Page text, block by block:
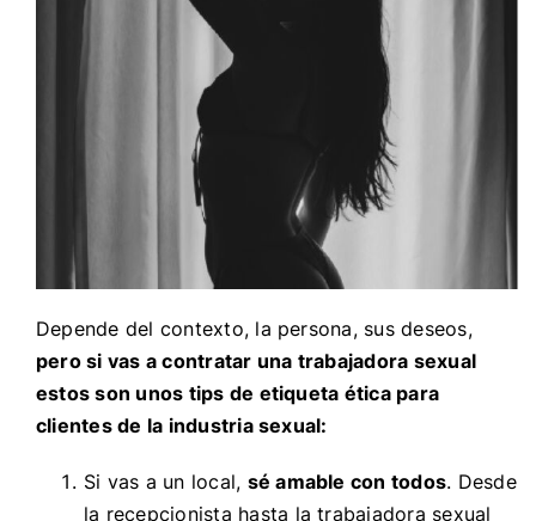
Depende del contexto, la persona, sus deseos,
pero si vas a contratar una trabajadora sexual
estos son unos tips de etiqueta ética para
clientes de la industria sexual:
Si vas a un local, sé amable con todos. Desde
la recepcionista hasta la trabajadora sexual